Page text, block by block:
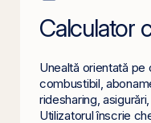
Calculator
Unealtă orientată
combustibil,
ridesharing,
Utilizatorul înscrie